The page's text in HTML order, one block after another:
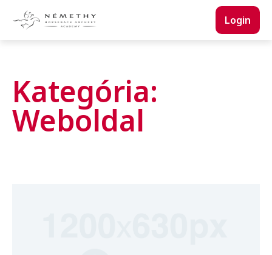
Login
Kategória:
Weboldal